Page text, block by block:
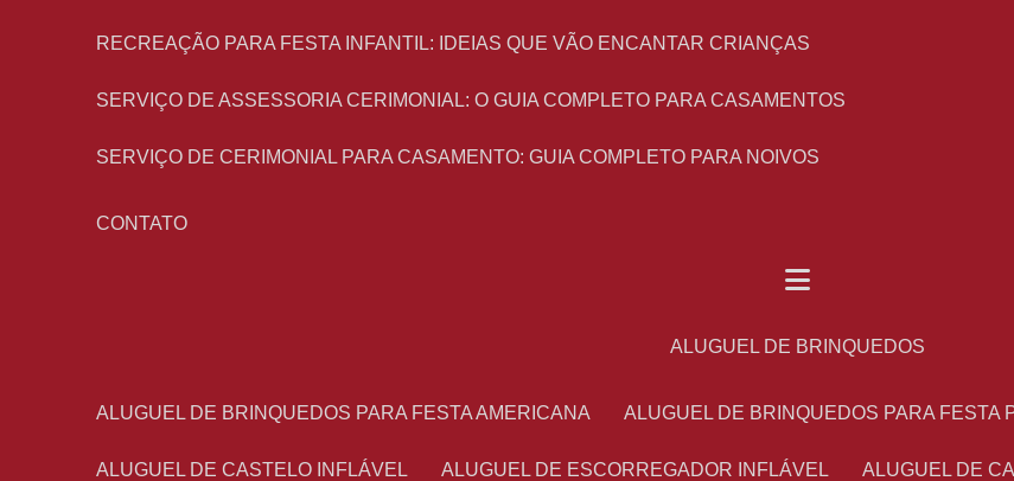
RECREAÇÃO PARA FESTA INFANTIL: IDEIAS QUE VÃO ENCANTAR CRIANÇAS
SERVIÇO DE ASSESSORIA CERIMONIAL: O GUIA COMPLETO PARA CASAMENTOS
SERVIÇO DE CERIMONIAL PARA CASAMENTO: GUIA COMPLETO PARA NOIVOS
CONTATO
ALUGUEL DE BRINQUEDOS
ALUGUEL DE BRINQUEDOS PARA FESTA AMERICANA ALUGUEL DE BRINQUEDOS PARA FESTA
ALUGUEL DE CASTELO INFLÁVEL ALUGUEL DE ESCORREGADOR INFLÁVEL ALUGUEL DE